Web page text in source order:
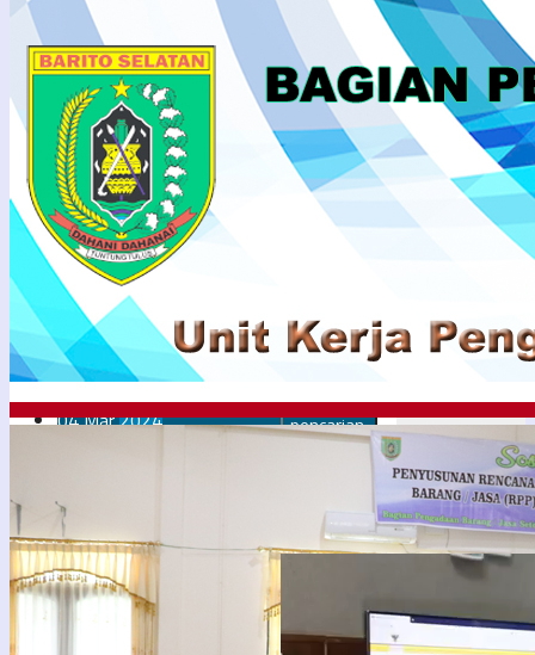
support
04Mar2024
PEKERJAAN KONSTRUKSI
BADAN USAHA METODE
PASCAKUALIFIKASI SATU
FILE – HARGA TERENDAH
DENGAN SISTEM GUGUR